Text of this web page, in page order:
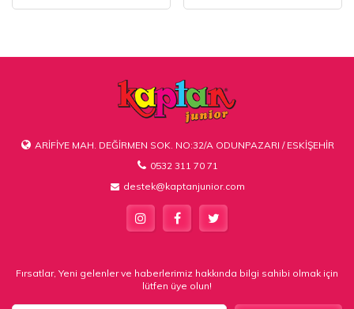
ARİFİYE MAH. DEĞİRMEN SOK. NO:32/A ODUNPAZARI / ESKİŞEHİR
0532 311 70 71
destek@kaptanjunior.com
Fırsatlar, Yeni gelenler ve haberlerimiz hakkında bilgi sahibi olmak için
lütfen üye olun!